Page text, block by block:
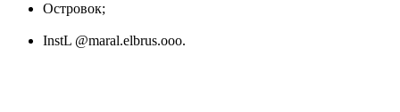
Островок;
InstL @maral.elbrus.ooo.